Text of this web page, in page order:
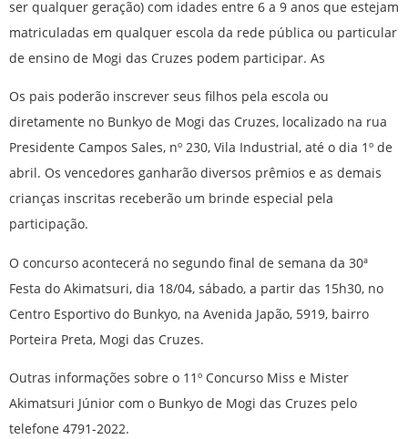
ser qualquer geração) com idades entre 6 a 9 anos que estejam
matriculadas em qualquer escola da rede pública ou particular
de ensino de Mogi das Cruzes podem participar. As
Os pais poderão inscrever seus filhos pela escola ou
diretamente no Bunkyo de Mogi das Cruzes, localizado na rua
Presidente Campos Sales, nº 230, Vila Industrial, até o dia 1º de
abril. Os vencedores ganharão diversos prêmios e as demais
crianças inscritas receberão um brinde especial pela
participação.
O concurso acontecerá no segundo final de semana da 30ª
Festa do Akimatsuri, dia 18/04, sábado, a partir das 15h30, no
Centro Esportivo do Bunkyo, na Avenida Japão, 5919, bairro
Porteira Preta, Mogi das Cruzes.
Outras informações sobre o 11º Concurso Miss e Mister
Akimatsuri Júnior com o Bunkyo de Mogi das Cruzes pelo
telefone 4791-2022.